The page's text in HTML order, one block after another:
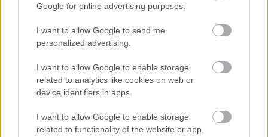
Google for online advertising purposes.
I want to allow Google to send me
personalized advertising.
I want to allow Google to enable storage
related to analytics like cookies on web or
device identifiers in apps.
I want to allow Google to enable storage
related to functionality of the website or app.
Stari Rubin Hood
bottleopener•2020. december 04.